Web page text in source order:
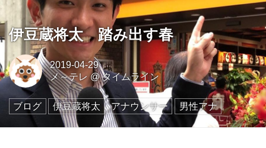
伊豆蔵将太 踏み出す春
2019-04-29
メ～テレ@タイムライン
ブログ 伊豆蔵将太 アナウンサー 男性アナ